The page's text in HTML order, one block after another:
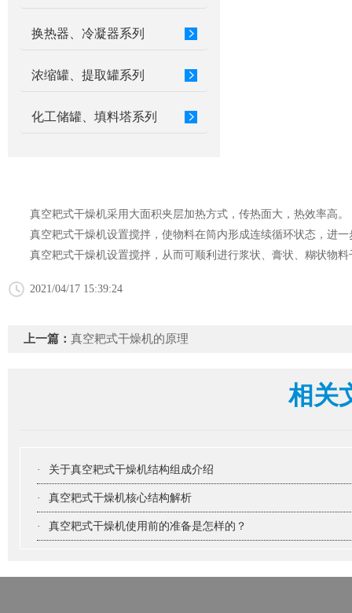
换热器、冷凝器系列
浓缩罐、提取罐系列
化工储罐、填料塔系列
真空耙式干燥机采用大面积夹层加热方式，传热面大，热效率高。
真空耙式干燥机设置搅拌，使物料在筒内形成连续循环状态，进一
真空耙式干燥机设置搅拌，从而可顺利进行浆状、膏状、糊状物料
2021/04/17 15:39:24
上一篇： 真空耙式干燥机的原理
相关
· 关于真空耙式干燥机结构组成介绍
· 真空耙式干燥机核心结构解析
· 真空耙式干燥机使用前的准备是怎样的？